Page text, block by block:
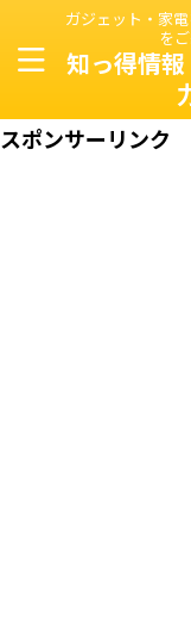
ガジェット・家
を
知っ得情
スポンサーリンク